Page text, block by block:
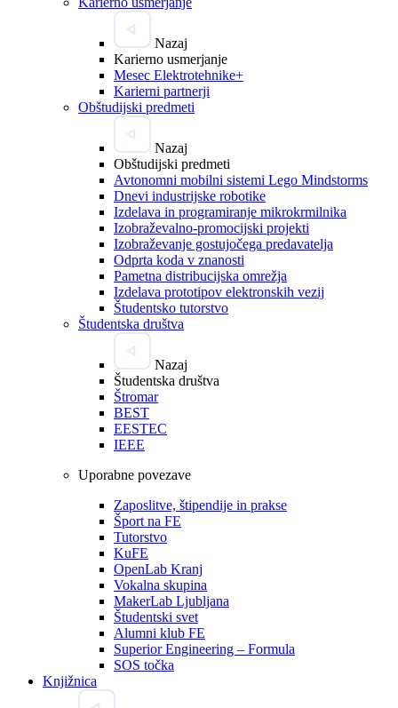
Nazaj
Karierno usmerjanje
Mesec Elektrotehnike+
Karierni partnerji
Obštudijski predmeti
Nazaj
Obštudijski predmeti
Avtonomni mobilni sistemi Lego Mindstorms
Dnevi industrijske robotike
Izdelava in programiranje mikrokrmilnika
Izobraževalno-promocijski projekti
Izobraževanje gostujočega predavatelja
Odprta koda v znanosti
Pametna distribucijska omrežja
Izdelava prototipov elektronskih vezij
Študentsko tutorstvo
Študentska društva
Nazaj
Študentska društva
Štromar
BEST
EESTEC
IEEE
Uporabne povezave
Zaposlitve, štipendije in prakse
Šport na FE
Tutorstvo
KuFE
OpenLab Kranj
Vokalna skupina
MakerLab Ljubljana
Študentski svet
Alumni klub FE
Superior Engineering – Formula
SOS točka
Knjižnica